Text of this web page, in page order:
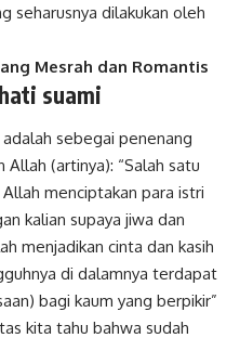
seharusnya dilakukan oleh
Mesrah dan Romantis
suami
sebegai penenang
(artinya): “Salah satu
menciptakan para istri
kalian supaya jiwa dan
menjadikan cinta dan kasih
di dalamnya terdapat
bagi kaum yang berpikir”
kita tahu bahwa sudah